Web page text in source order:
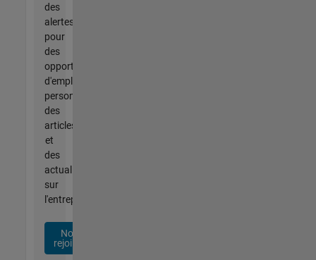
des
alertes
pour
des
opportunités
d'emploi
personnalisées,
des
articles
et
des
actualités
sur
l'entreprise.
Nous
rejoindre